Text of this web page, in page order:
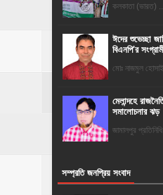
কলকাতা (ভারত) ...
ঈদের শুভেচ্ছা
বিএনপি'র
মোঃ নাজমুল
মেলান্দহে
সমালোচনার ঝড়
জামালপুর প্রতিনিধি
সম্প্রতি জনপ্রিয় সংবাদ